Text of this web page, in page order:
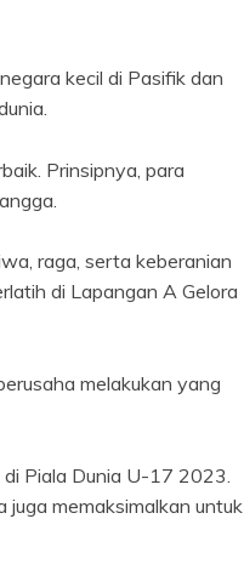
kecil di Pasifik dan
Prinsipnya, para
raga, serta keberanian
di Lapangan A Gelora
melakukan yang
Piala Dunia U-17 2023.
memaksimalkan untuk